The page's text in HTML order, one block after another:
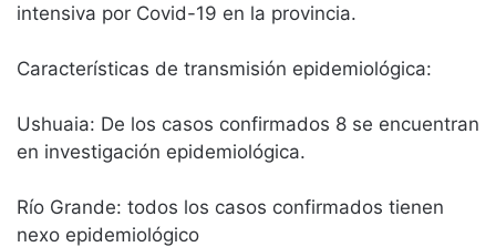
intensiva por Covid-19 en la provincia.
Características de transmisión epidemiológica:
Ushuaia: De los casos confirmados 8 se encuentran
en investigación epidemiológica.
Río Grande: todos los casos confirmados tienen
nexo epidemiológico